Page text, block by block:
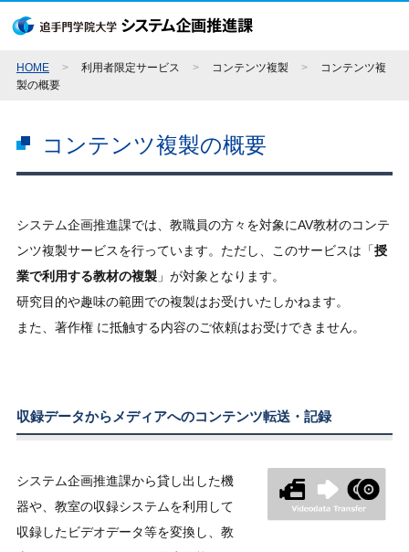
HOME > 利用者限定サービス > コンテンツ複製 >
コンテンツ複
製の概要
コンテンツ複製の概要
システム企画推進課では、教職員の方々を対象にAV教材のコンテ
ンツ複製サービスを行っています。ただし、このサービスは「授
業で利用する教材の複製」が対象となります。
研究目的や趣味の範囲での複製はお受けいたしかねます。
また、著作権 に抵触する内容のご依頼はお受けできません。
収録データからメディアへのコンテンツ転送・記録
システム企画推進課から貸し出した機
器や、教室の収録システムを利用して
収録したビデオデータ等を変換し、教